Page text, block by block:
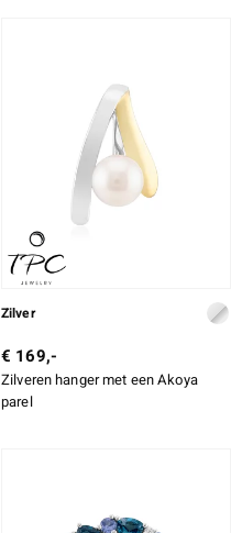
Zilver
€ 169,-
Zilveren hanger met een Akoya
parel